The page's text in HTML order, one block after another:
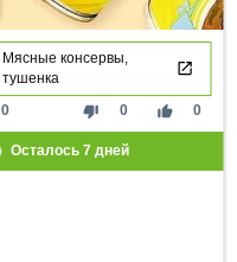
Мясные консервы,
тушенка
thumb_down 0 thumb_up 0
0
Осталось 7дней